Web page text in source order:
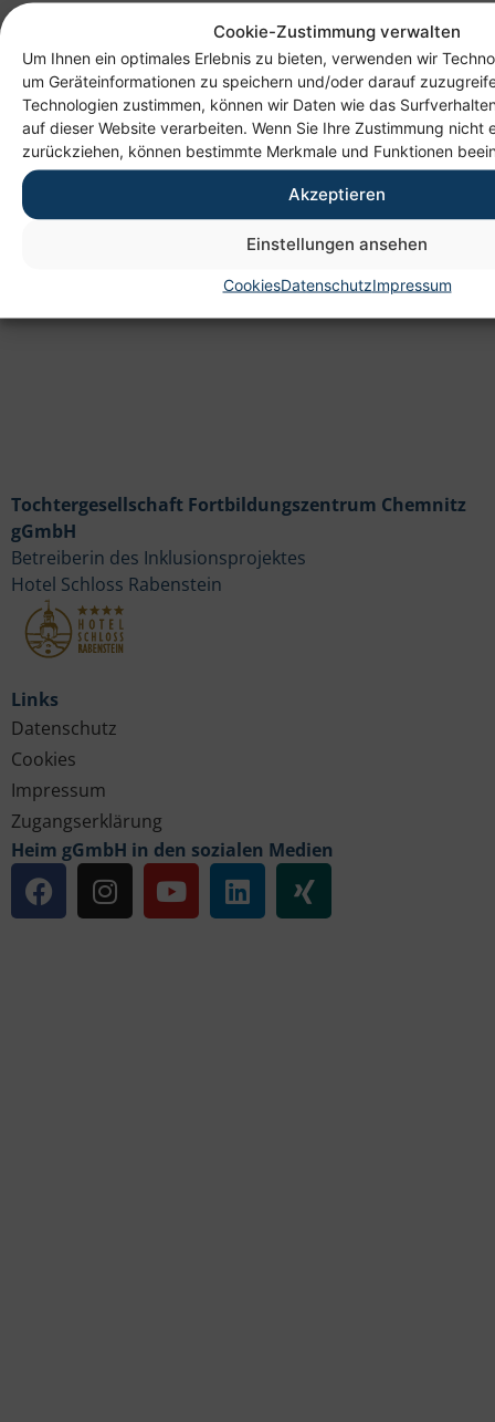
Cookie-Zustimmung verwalten
Um Ihnen ein optimales Erlebnis zu bieten, verwenden wir
um Geräteinformationen zu speichern und/oder darauf
Technologien zustimmen, können wir Daten wie das
auf dieser Website verarbeiten. Wenn Sie Ihre Zustimmung nicht
zurückziehen, können bestimmte Merkmale und Funktionen
Akzeptieren
Einstellungen ansehen
CookiesDatenschutzImpressum
Anschrift
Heim gemeinnützige GmbH
Links
Datenschutz
Cookies
Impressum
Zugangserklärung
Heim gGmbH in den sozialen Medien
Tochtergesellschaft Fortbildungszentrum Chemnitz
gGmbH
Betreiberin des Inklusionsprojektes
Hotel Schloss Rabenstein